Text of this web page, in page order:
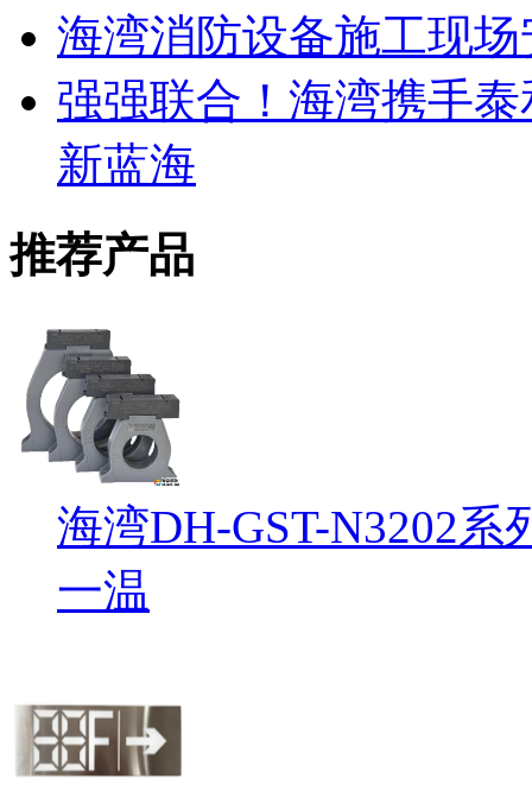
海湾消防设备施工现
强强联合！海湾携手
新蓝海
推荐产品
海湾DH-GST-N3202
一温